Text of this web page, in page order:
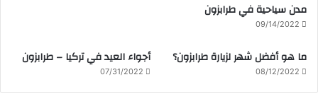
مدن سياحية في طرابزون
09/14/2022
ما هو أفضل شهر لزيارة طرابزون؟
08/12/2022
أجواء العيد في تركيا – طرابزون
07/31/2022